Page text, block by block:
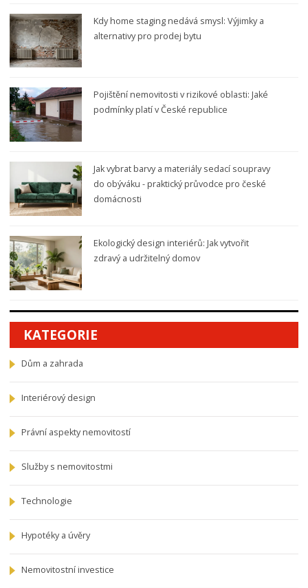
Kdy home staging nedává smysl: Výjimky a
alternativy pro prodej bytu
Pojištění nemovitosti v rizikové oblasti: Jaké
podmínky platí v České republice
Jak vybrat barvy a materiály sedací soupravy
do obýváku - praktický průvodce pro české
domácnosti
Ekologický design interiérů: Jak vytvořit
zdravý a udržitelný domov
KATEGORIE
Dům a zahrada
Interiérový design
Právní aspekty nemovitostí
Služby s nemovitostmi
Technologie
Hypotéky a úvěry
Nemovitostní investice